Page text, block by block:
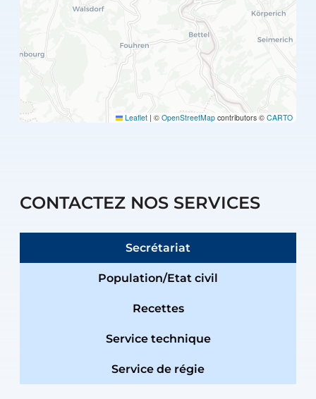
Leaflet | © OpenStreetMap contributors © CARTO
CONTACTEZ NOS SERVICES
Secrétariat
Population/Etat civil
Recettes
Service technique
Service de régie